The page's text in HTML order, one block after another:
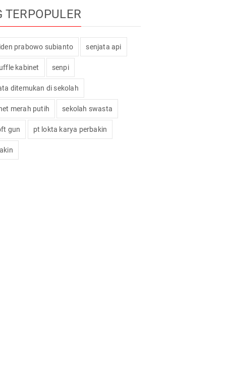
TERPOPULER
prabowo subianto senjata api
kabinet senpi
ditemukan di sekolah
merah putih sekolah swasta
gun pt lokta karya perbakin